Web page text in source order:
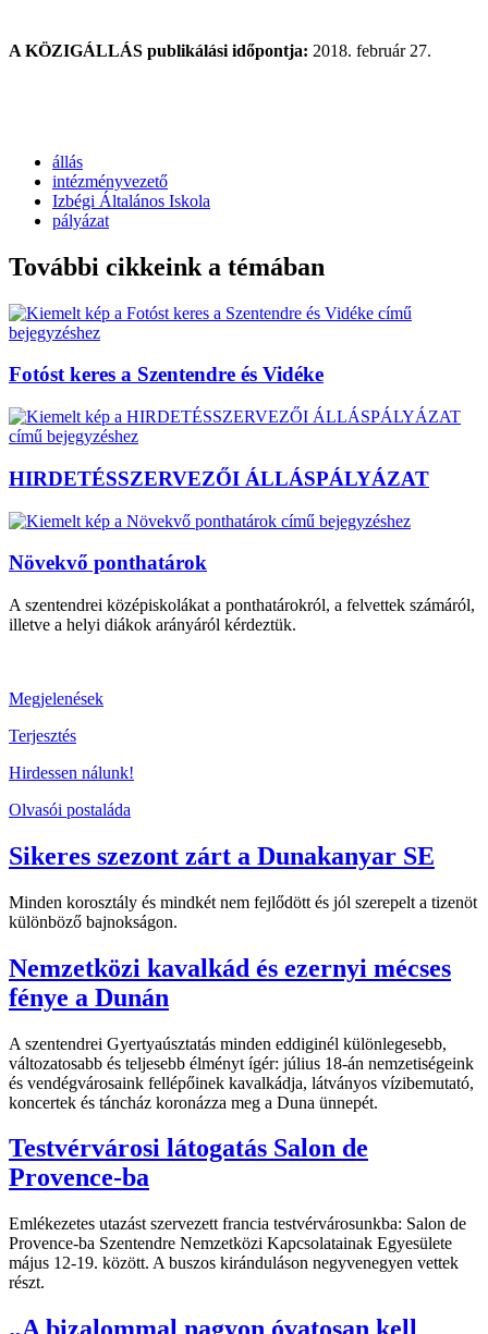
A KÖZIGÁLLÁS publikálási időpontja: 2018. február 27.
állás
intézményvezető
Izbégi Általános Iskola
pályázat
További cikkeink a témában
Fotóst keres a Szentendre és Vidéke
HIRDETÉSSZERVEZŐI ÁLLÁSPÁLYÁZAT
Növekvő ponthatárok
A szentendrei középiskolákat a ponthatárokról, a felvettek számáról,
illetve a helyi diákok arányáról kérdeztük.
Megjelenések
Terjesztés
Hirdessen nálunk!
Olvasói postaláda
Sikeres szezont zárt a Dunakanyar SE
Minden korosztály és mindkét nem fejlődött és jól szerepelt a tizenöt
különböző bajnokságon.
Nemzetközi kavalkád és ezernyi mécses
fénye a Dunán
A szentendrei Gyertyaúsztatás minden eddiginél különlegesebb,
változatosabb és teljesebb élményt ígér: július 18-án nemzetiségeink
és vendégvárosaink fellépőinek kavalkádja, látványos vízibemutató,
koncertek és táncház koronázza meg a Duna ünnepét.
Testvérvárosi látogatás Salon de
Provence-ba
Emlékezetes utazást szervezett francia testvérvárosunkba: Salon de
Provence-ba Szentendre Nemzetközi Kapcsolatainak Egyesülete
május 12-19. között. A buszos kiránduláson negyvenegyen vettek
részt.